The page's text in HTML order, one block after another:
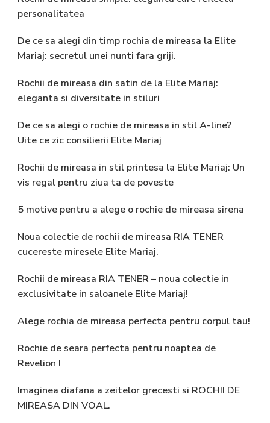
personalitatea
De ce sa alegi din timp rochia de mireasa la Elite
Mariaj: secretul unei nunti fara griji.
Rochii de mireasa din satin de la Elite Mariaj:
eleganta si diversitate in stiluri
De ce sa alegi o rochie de mireasa in stil A-line?
Uite ce zic consilierii Elite Mariaj
Rochii de mireasa in stil printesa la Elite Mariaj: Un
vis regal pentru ziua ta de poveste
5 motive pentru a alege o rochie de mireasa sirena
Noua colectie de rochii de mireasa RIA TENER
cucereste miresele Elite Mariaj.
Rochii de mireasa RIA TENER – noua colectie in
exclusivitate in saloanele Elite Mariaj!
Alege rochia de mireasa perfecta pentru corpul tau!
Rochie de seara perfecta pentru noaptea de
Revelion !
Imaginea diafana a zeitelor grecesti si ROCHII DE
MIREASA DIN VOAL.